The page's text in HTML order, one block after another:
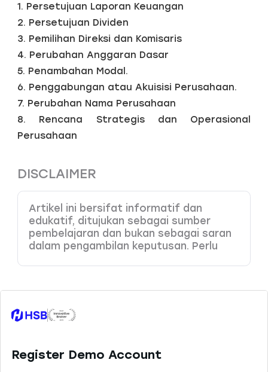
1. Persetujuan Laporan Keuangan
2. Persetujuan Dividen
3. Pemilihan Direksi dan Komisaris
4. Perubahan Anggaran Dasar
5. Penambahan Modal.
6. Penggabungan atau Akuisisi Perusahaan.
7. Perubahan Nama Perusahaan
8. Rencana Strategis dan Operasional
Perusahaan
DISCLAIMER
Artikel ini bersifat informatif dan
edukatif, ditujukan sebagai sumber
pembelajaran dan bukan sebagai saran
dalam pengambilan keputusan. Perlu
pemahaman dan kemampuan analisa
yang tepat. HSB Investasi tidak
keputusan yang dibuat berdasarkan
konten ini. Sesuai ketentuan yang